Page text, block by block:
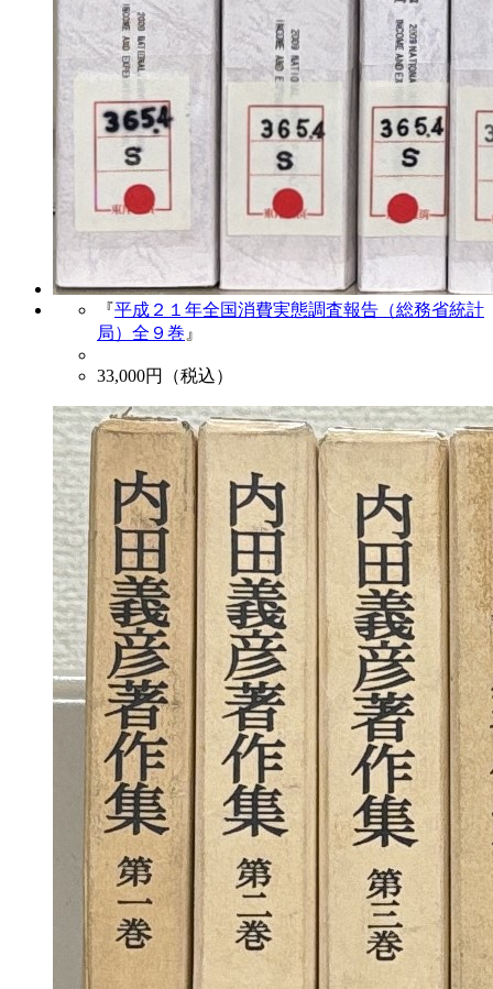
『平成２１年全国消費実態調査報告（総務省統計
局）全９巻 』
33,000円（税込）